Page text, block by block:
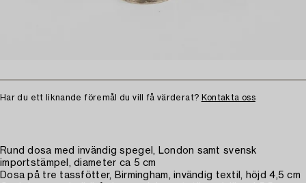
Har du ett liknande föremål du vill få värderat? Kontakta oss
Rund dosa med invändig spegel, London samt svensk
importstämpel, diameter ca 5 cm
Dosa på tre tassfötter, Birmingham, invändig textil, höjd 4,5 cm